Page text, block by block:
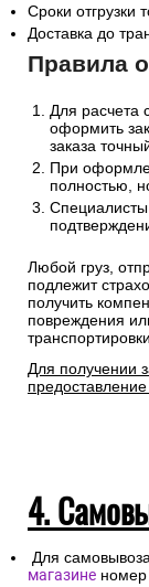
Сроки отгрузки
Доставка до
Правила
Для расчета
оформить
заказа
При
полностью,
Любой груз,
подлежит
получить
повреждения
Для получении
4.
Для
магазине номер